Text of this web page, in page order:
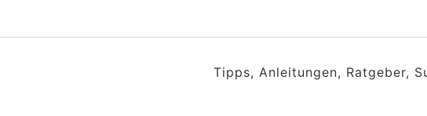
Tipps, Anleitungen, Ratgeber,